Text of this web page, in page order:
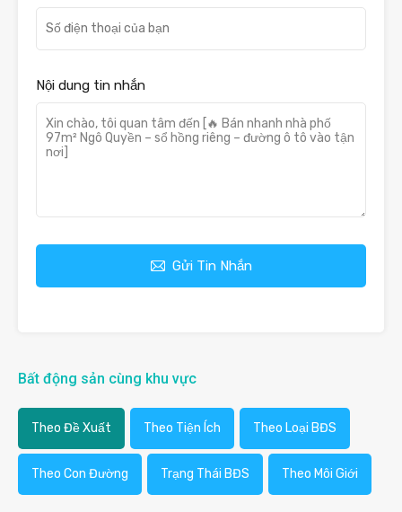
Nội dung tin nhắn
Gửi Tin Nhắn
Bất động sản cùng khu vực
Theo Đề Xuất Theo Tiện Ích Theo Loại BĐS
Theo Con Đường Trạng Thái BĐS Theo Môi Giới